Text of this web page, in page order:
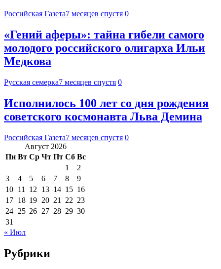
Российская Газета7 месяцев спустя 0
«Гений аферы»: тайна гибели самого
молодого российского олигарха Ильи
Медкова
Русская семерка7 месяцев спустя 0
Исполнилось 100 лет со дня рождения
советского космонавта Льва Демина
Российская Газета7 месяцев спустя 0
Август 2026
Пн Вт Ср Чт Пт Сб Вс
1
2
3
4 5 6 7 8
9
10 11 12 13 14 15 16
17 18 19 20 21 22 23
24 25 26 27 28 29 30
31
« Июл
Рубрики